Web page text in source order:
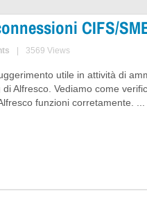
CIFS/
3569 Views
utile in attività di
Alfresco. Vediamo come
funzioni corretamente. ...